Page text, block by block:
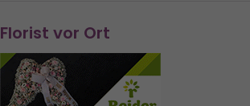
Florist vor Ort